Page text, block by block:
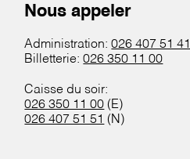
Nous appeler
Administration:026 407 51 41
Billetterie:026 350 11 00
Caisse du soir:
026 350 11 00 (E)
026 407 51 51 (N)